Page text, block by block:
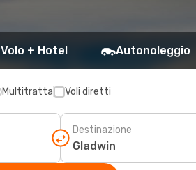
Volo + Hotel Autonoleggio
Multitratta Voli diretti
Destinazione